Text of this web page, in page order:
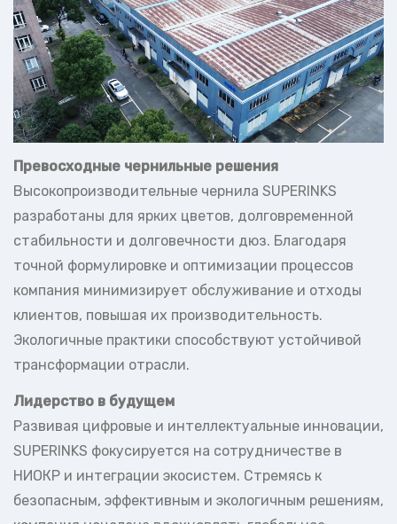
Превосходные чернильные решения
Высокопроизводительные чернила SUPERINKS
разработаны для ярких цветов, долговременной
стабильности и долговечности дюз. Благодаря
точной формулировке и оптимизации процессов
компания минимизирует обслуживание и отходы
клиентов, повышая их производительность.
Экологичные практики способствуют устойчивой
трансформации отрасли.
Лидерство в будущем
Развивая цифровые и интеллектуальные инновации,
SUPERINKS фокусируется на сотрудничестве в
НИОКР и интеграции экосистем. Стремясь к
безопасным, эффективным и экологичным решениям,